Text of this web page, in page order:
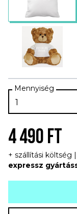
4 490 FT
+ szállítási költség
expressz